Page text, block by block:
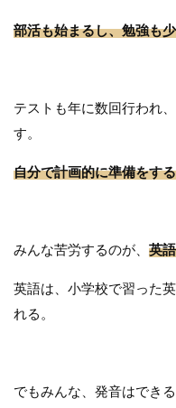
部活も始まるし、勉強も
テストも年に数回行われ
す。
自分で計画的に準備をす
みんな苦労するのが、 英
英語は、小学校で習った
れる。
でもみんな、発音はでき